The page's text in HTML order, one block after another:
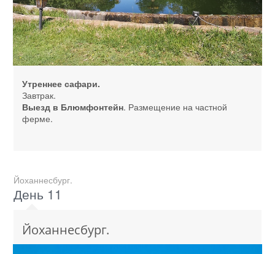
Утреннее сафари.
Завтрак.
Выезд в Блюмфонтейн. Размещение на частной
ферме.
Йоханнесбург.
День 11
Йоханнесбург.